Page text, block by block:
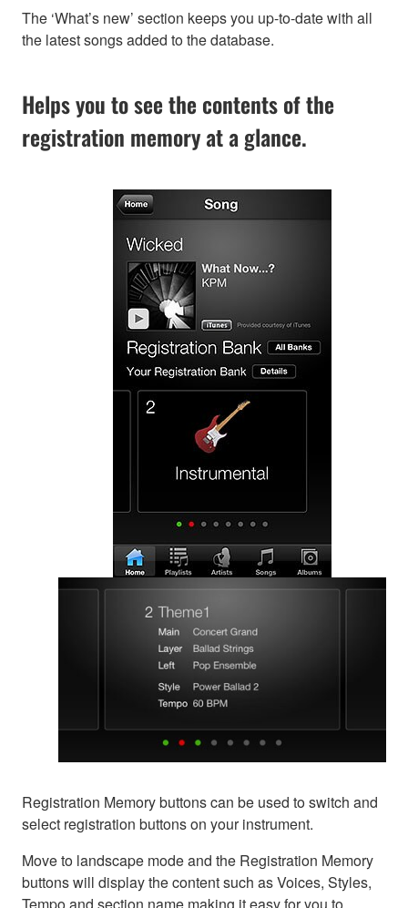
The ‘What’s new’ section keeps you up-to-date with all
the latest songs added to the database.
Helps you to see the contents of the
registration memory at a glance.
Registration Memory buttons can be used to switch and
select registration buttons on your instrument.
Move to landscape mode and the Registration Memory
buttons will display the content such as Voices, Styles,